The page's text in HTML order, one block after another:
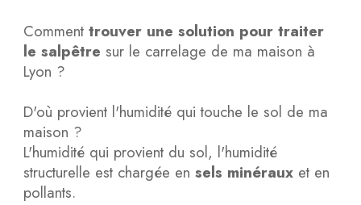
Commenttrouver une solution pour traiter
le salpêtre sur le carrelage de ma maison à
Lyon ?
D'où provient l'humidité qui touche le sol de ma
maison ?
L'humidité qui provient du sol, l'humidité
structurelle est chargée ensels minéraux et en
pollants.